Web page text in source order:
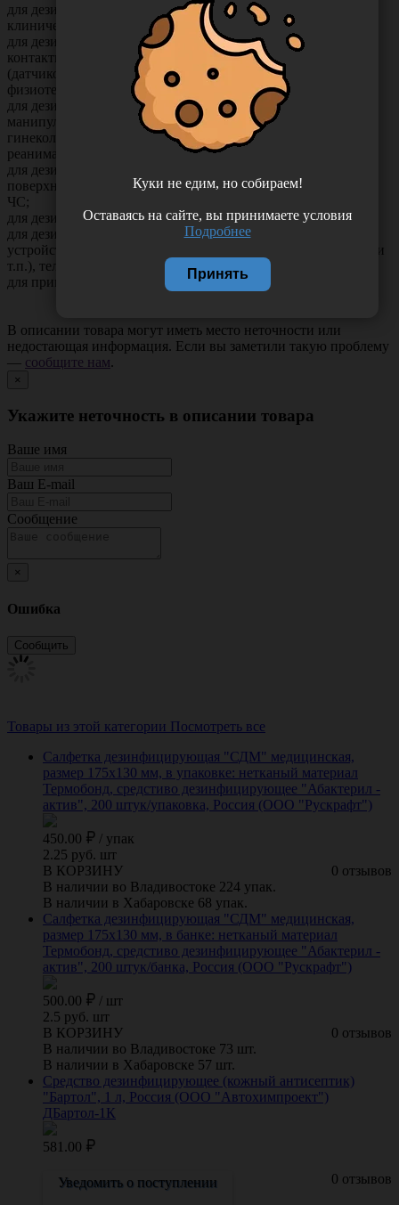
для дезинфекции наружных поверхностей оборудования в
клинических, микробиологических и др. лабораториях;
для дезинфекции наружных поверхностей приборов, не
контактирующих со слизистыми оболочками пациентов
(датчиков УЗИ, фонендоскопов, маммографов,
физиотерапевтического оборудования и т.п.);
для дезинфекции столов (в т.ч. операционных,
манипуляционных, пеленальных, родильных),
гинекологических и стоматологических кресел, кроватей,
реанимационных матрацев и др.;
для дезинфекции наружных поверхностей оборудования и
поверхностей машин санитарного транспорта, служб ГО и
ЧС;
для дезинфекции внутренней поверхности обуви;
для дезинфекции наружных поверхностей комплектующих
устройств компьютеров (клавиатуры, микрофона, принтера и
т.п.), телефонов, телефаксов и другой оргтехники;
для применения населением в быту.
В описании товара могут иметь место неточности или
недостающая информация. Если вы заметили такую проблему
— сообщите нам.
×
Укажите неточность в описании товара
Ваше имя
Ваш E-mail
Сообщение
×
Ошибка
Товары из этой категории Посмотреть все
Салфетка дезинфицирующая "СДМ" медицинская,
размер 175х130 мм, в упаковке: нетканый материал
Термобонд, средстиво дезинфицирующее "Абактерил -
актив", 200 штук/упаковка, Россия (ООО "Рускрафт")
450.00 / упак
2.25 руб. шт
0 отзывов
В КОРЗИНУ
В наличии во Владивостоке 224 упак.
В наличии в Хабаровске 68 упак.
Салфетка дезинфицирующая "СДМ" медицинская,
размер 175х130 мм, в банке: нетканый материал
Термобонд, средстиво дезинфицирующее "Абактерил -
актив", 200 штук/банка, Россия (ООО "Рускрафт")
500.00 / шт
2.5 руб. шт
0 отзывов
В КОРЗИНУ
В наличии во Владивостоке 73 шт.
В наличии в Хабаровске 57 шт.
Средство дезинфицирующее (кожный антисептик)
"Бартол", 1 л, Россия (ООО "Автохимпроект")
ДБартол-1К
581.00
0 отзывов
Уведомить о поступлении
Куки не едим, но собираем!
Оставаясь на сайте, вы принимаете условия
Подробнее
Принять